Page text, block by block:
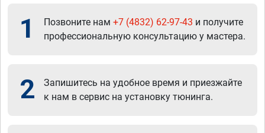
1 Позвоните нам +7 (4832) 62-97-43 и получите
профессиональную консультацию у мастера.
2
Запишитесь на удобное время и приезжайте
к нам в сервис на установку тюнинга.